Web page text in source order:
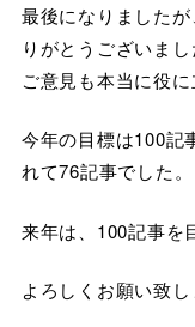
最後になりました
りがとうございま
ご意見も本当に役
今年の目標は100記
れて76記事でした
来年は、100記事を
よろしくお願い致し